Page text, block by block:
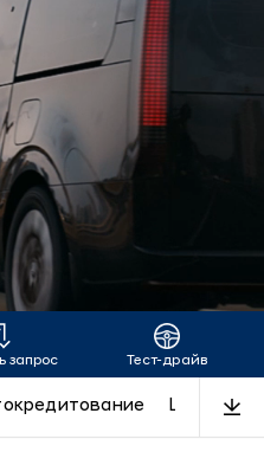
запрос Тест-драйв
LUXE